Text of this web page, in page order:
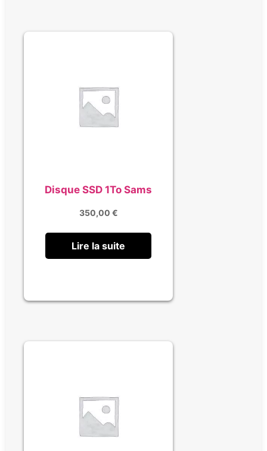
Disque SSD 1To Sams
350,00 €
Lire la suite